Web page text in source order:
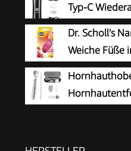
Meeresmineralien
Gerät inkl. Rolle)1
Typ-C
Entferner mit
Werkzeug zur
abgestorbener Haut
Dr. Scholl’s
Weiche Füße
Rosa, Pediküre,
Trockene Füße,
Set für Hand Füße